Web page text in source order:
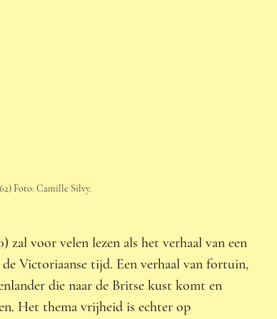
Foto: Camille Silvy.
zal voor velen lezen als het verhaal van een
Victoriaanse tijd. Een verhaal van fortuin,
die naar de Britse kust komt en
Het thema vrijheid is echter op